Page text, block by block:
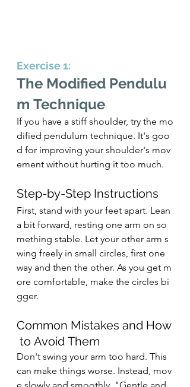
Exercise 1:
The Modified Pendulu
m Technique
If you have a stiff shoulder, try the mo
dified pendulum technique. It's goo
d for improving your shoulder's mov
ement without hurting it too much.
Step-by-Step Instructions
First, stand with your feet apart. Lean
a bit forward, resting one arm on so
mething stable. Let your other arm s
wing freely in small circles, first one
way and then the other. As you get m
ore comfortable, make the circles bi
gger.
Common Mistakes and How
to Avoid Them
Don't swing your arm too hard. This
can make things worse. Instead, mov
e slowly and smoothly. "Gentle and